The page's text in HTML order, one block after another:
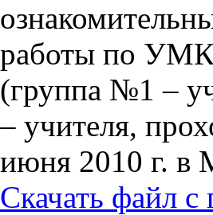
работы по УМК
(группа №1 –
– учителя,
июня 2010 г. в
Скачать файл